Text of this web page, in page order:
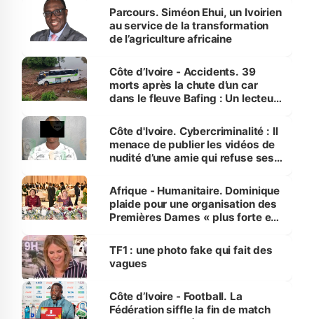
Parcours. Siméon Ehui, un Ivoirien
au service de la transformation
de l’agriculture africaine
Côte d’Ivoire - Accidents. 39
morts après la chute d’un car
dans le fleuve Bafing : Un lecteur
des Transports
Côte d'Ivoire. Cybercriminalité : Il
menace de publier les vidéos de
nudité d’une amie qui refuse ses
Afrique - Humanitaire. Dominique
plaide pour une organisation des
Premières Dames « plus forte et
sur la scène internationale »
TF1 : une photo fake qui fait des
vagues
Côte d’Ivoire - Football. La
Fédération siffle la fin de match